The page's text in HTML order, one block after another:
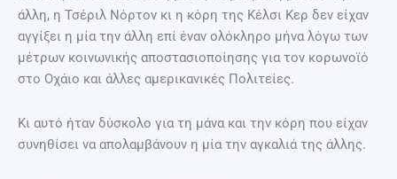
άλλη, η Τσέριλ Νόρτον κι η κόρη της Κέλσι Κερ δεν είχαν
αγγίξει η μία την άλλη επί έναν ολόκληρο μήνα λόγω των
μέτρων κοινωνικής αποστασιοποίησης για τον κορωνοϊό
στο Οχάιο και άλλες αμερικανικές Πολιτείες.
Κι αυτό ήταν δύσκολο για τη μάνα και την κόρη που είχαν
συνηθίσει να απολαμβάνουν η μία την αγκαλιά της άλλης.